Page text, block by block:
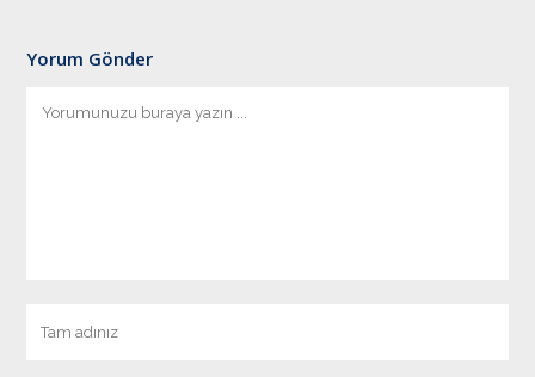
Yorum Gönder